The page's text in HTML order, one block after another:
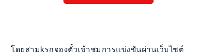
โดยสามkรถจองตั๋วเข้าชมการแข่งขันผ่านเว็บไซต์